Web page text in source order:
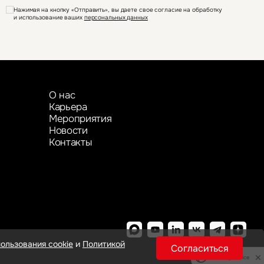
Нажимая на кнопку «Отправить», вы даете свое согласие на обработку
и использование ваших персональных данных
О нас
Карьера
Мероприятия
Новости
Контакты
cookie и Политикой Согласиться
Privacy notice